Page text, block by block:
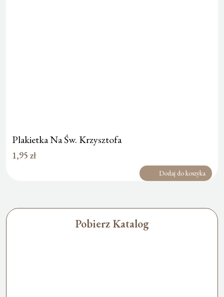
Plakietka Na Św. Krzysztofa
1,95 zł
Dodaj do koszyka
Pobierz Katalog